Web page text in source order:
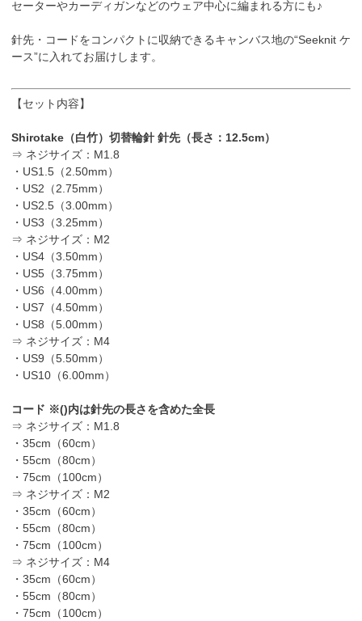
セーターやカーディガンなどのウェア中心に編まれる方にも♪
針先・コードをコンパクトに収納できるキャンバス地の“Seeknit ケ
ース”に入れてお届けします。
【セット内容】
Shirotake（白竹）切替輪針 針先（長さ：12.5cm）
⇒ ネジサイズ：M1.8
・US1.5（2.50mm）
・US2（2.75mm）
・US2.5（3.00mm）
・US3（3.25mm）
⇒ ネジサイズ：M2
・US4（3.50mm）
・US5（3.75mm）
・US6（4.00mm）
・US7（4.50mm）
・US8（5.00mm）
⇒ ネジサイズ：M4
・US9（5.50mm）
・US10（6.00mm）
コード ※()内は針先の長さを含めた全長
⇒ ネジサイズ：M1.8
・35cm（60cm）
・55cm（80cm）
・75cm（100cm）
⇒ ネジサイズ：M2
・35cm（60cm）
・55cm（80cm）
・75cm（100cm）
⇒ ネジサイズ：M4
・35cm（60cm）
・55cm（80cm）
・75cm（100cm）